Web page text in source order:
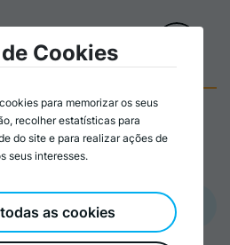
de Portugal – CPA
Cookies
para memorizar os seus
recolher estatísticas para
do site e para realizar ações de
seus interesses.
as cookies